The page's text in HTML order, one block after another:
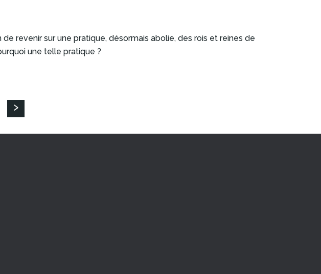
de revenir sur une pratique, désormais abolie, des rois et reines de
une telle pratique ?
›